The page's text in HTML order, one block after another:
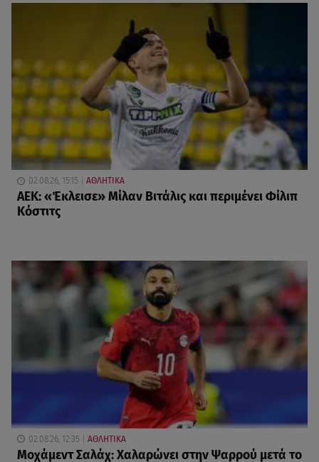
02.08.26, 15:15 ΑΘΛΗΤΙΚΑ
ΑΕΚ: «Έκλεισε» Μίλαν Βιτάλις και περιμένει Φίλιπ
Κόστιτς
02.08.26, 12:35 ΑΘΛΗΤΙΚΑ
Μοχάμεντ Σαλάχ: Χαλαρώνει στην Ψαρρού μετά το